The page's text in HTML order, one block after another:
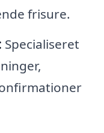
frisure.
Specialiseret